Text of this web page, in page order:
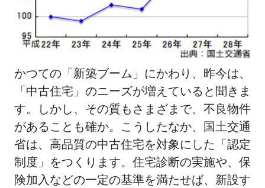
かつての「新築ブーム」にかわり、昨今は、
「中古住宅」のニーズが増えていると聞きま
す。しかし、その質もさまざまで、不良物件
があることも確か。こうしたなか、国土交通
省は、高品質の中古住宅を対象にした「認定
制度」をつくります。住宅診断の実施や、保
険加入などの一定の基準を満たせば、新設す